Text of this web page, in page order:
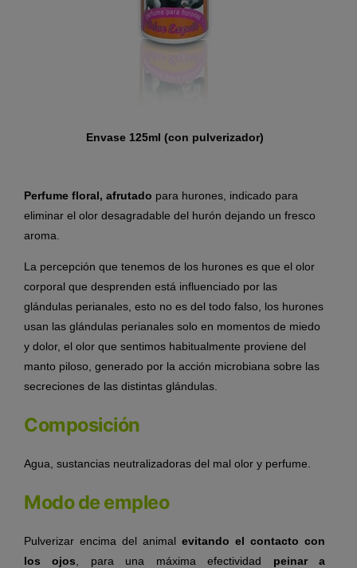
Envase 125ml (con pulverizador)
Perfume floral, afrutado para hurones, indicado para
eliminar el olor desagradable del hurón dejando un fresco
aroma.
La percepción que tenemos de los hurones es que el olor
corporal que desprenden está influenciado por las
glándulas perianales, esto no es del todo falso, los hurones
usan las glándulas perianales solo en momentos de miedo
y dolor, el olor que sentimos habitualmente proviene del
manto piloso, generado por la acción microbiana sobre las
secreciones de las distintas glándulas.
Composición
Agua, sustancias neutralizadoras del mal olor y perfume.
Modo de empleo
Pulverizar encima del animal evitando el contacto con
los ojos , para una máxima efectividad peinar a